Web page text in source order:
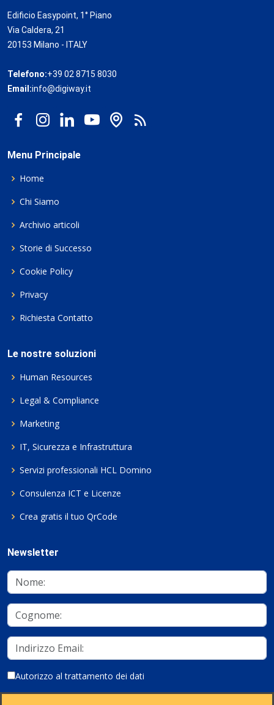
Edificio Easypoint, 1° Piano
Via Caldera, 21
20153 Milano - ITALY
Telefono:+39 02 8715 8030
Email:info@digiway.it
Menu Principale
Home
Chi Siamo
Archivio articoli
Storie di Successo
Cookie Policy
Privacy
Richiesta Contatto
Le nostre soluzioni
Human Resources
Legal & Compliance
Marketing
IT, Sicurezza e Infrastruttura
Servizi professionali HCL Domino
Consulenza ICT e Licenze
Crea gratis il tuo QrCode
Newsletter
Autorizzo al trattamento dei dati